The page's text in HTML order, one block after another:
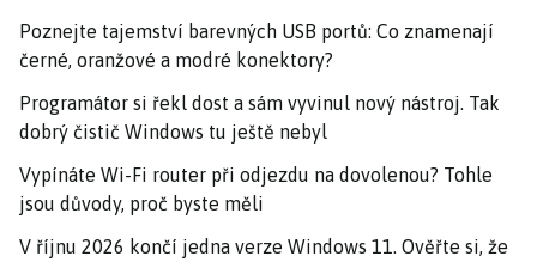
Poznejte tajemství barevných USB portů: Co znamenají
černé, oranžové a modré konektory?
Programátor si řekl dost a sám vyvinul nový nástroj. Tak
dobrý čistič Windows tu ještě nebyl
Vypínáte Wi-Fi router při odjezdu na dovolenou? Tohle
jsou důvody, proč byste měli
V říjnu 2026 končí jedna verze Windows 11. Ověřte si, že